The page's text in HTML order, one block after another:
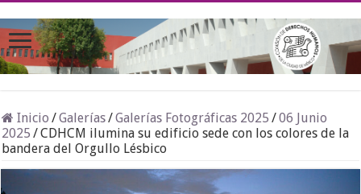
Inicio /Galerías/Galerías Fotográficas 2025 /06 Junio
2025 /CDHCM ilumina su edificio sede con los colores de la
bandera del Orgullo Lésbico